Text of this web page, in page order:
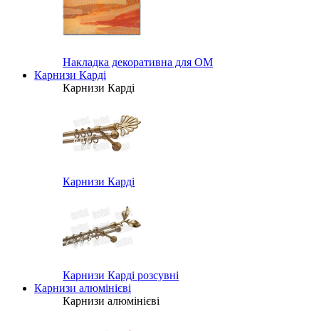
Накладка декоративна для ОМ
Карнизи Карді
Карнизи Карді
Карнизи Карді
Карнизи Карді розсувні
Карнизи алюмінієві
Карнизи алюмінієві